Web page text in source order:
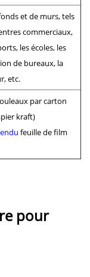
et de murs, tels
commerciaux,
les écoles, les
de bureaux, la
etc.
par carton
kraft)
feuille de film
pour